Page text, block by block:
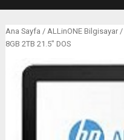
Ana Sayfa / ALLinONE Bilgisayar/
8GB 2TB 21.5″ DOS